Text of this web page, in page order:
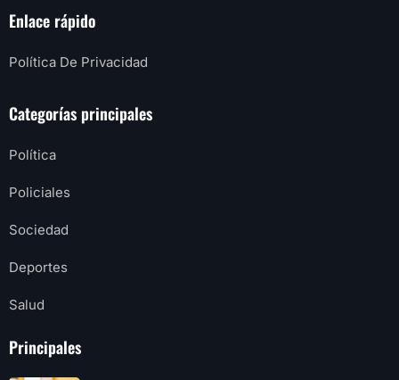
Enlace rápido
Política De Privacidad
Categorías principales
Política
Policiales
Sociedad
Deportes
Salud
Principales